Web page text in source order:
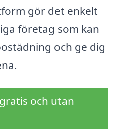
gör det enkelt
företag som kan
och ge dig
och utan